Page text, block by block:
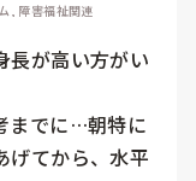
, 障害福祉関連
長が高い方がい
までに…朝特に
げてから、水平